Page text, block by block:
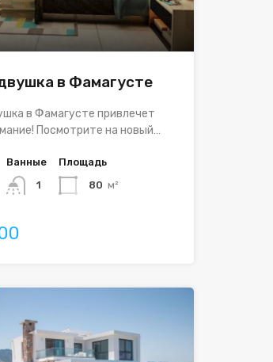
в Фамагусте
в Фамагусте привлечет
Посмотрите на новый…
Ванные
1
Площадь
80 м²